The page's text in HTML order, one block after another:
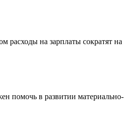
расходы на зарплаты сократят на
помочь в развитии материально-